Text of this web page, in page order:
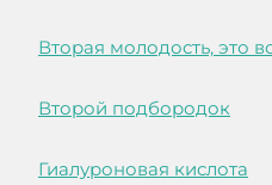
Вторая молодость, это
Второй подбородок
Гиалуроновая кислота